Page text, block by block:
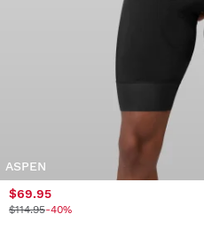
ASPEN
$69.95
$114.95-40%